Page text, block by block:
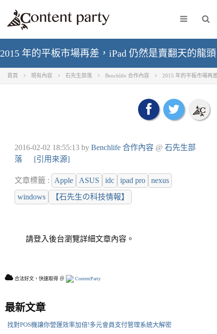
2015 年的平板市場再差，iPad 仍然是賣翻天的龍頭
首頁 現有內容 石先生部落 Benchlife 合作內容 2015 年的平板市場再
2016-02-02 18:55:13 by Benchlife 合作內容 @ 石先生部
落
[引用來源]
文章標籤 : Apple ASUS idc ipad pro
nexus
windows
【石先生の科技情報】
請登入後台瀏覽詳細文章內容。
合法好文，快速取得 ＠ ContentParty
最新文章
找對POS機讓你營運效率加倍!多元會員支付管理系統大解密